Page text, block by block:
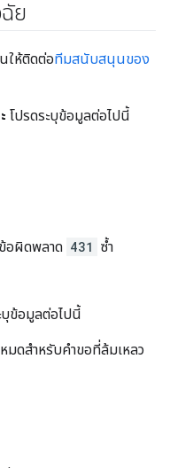
ย
ให้ติดต่อทีมสนับสนุนของ
โปรดระบุข้อมูลต่อไปนี้
อผิดพลาด 431 ซ้ำ
บุข้อมูลต่อไปนี้
ดสำหรับคำขอที่ล้มเหลว